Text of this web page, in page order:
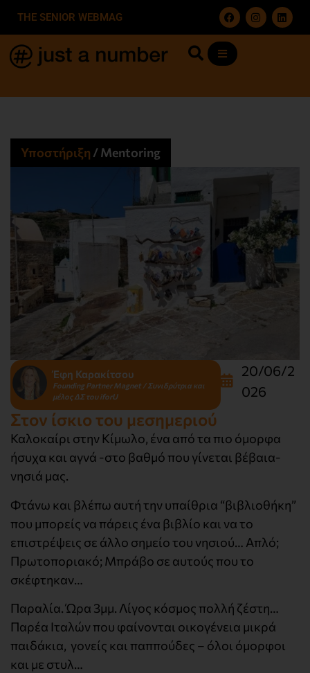
THE SENIOR WEBMAG
Υποστήριξη /Mentoring
Έφη Καρακίτσου
Founding Partner Magnet / Συνιδρύτρια και
μέλος ΔΣ του iforU
20/06/2
026
Στον ίσκιο του μεσημεριού
Καλοκαίρι στην Κίμωλο, ένα από τα πιο όμορφα
ήσυχα και αγνά -στο βαθμό που γίνεται βέβαια-
νησιά μας.
Φτάνω και βλέπω αυτή την υπαίθρια “βιβλιοθήκη”
που μπορείς να πάρεις ένα βιβλίο και να το
επιστρέψεις σε άλλο σημείο του νησιού… Απλό;
Πρωτοποριακό; Μπράβο σε αυτούς που το
σκέφτηκαν…
Παραλία. Ώρα 3μμ. Λίγος κόσμος πολλή ζέστη…
Παρέα Ιταλών που φαίνονται οικογένεια μικρά
παιδάκια, γονείς και παππούδες – όλοι όμορφοι
και με στυλ…